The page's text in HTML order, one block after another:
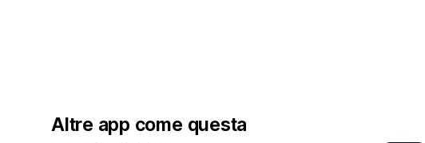
Altre app come questa